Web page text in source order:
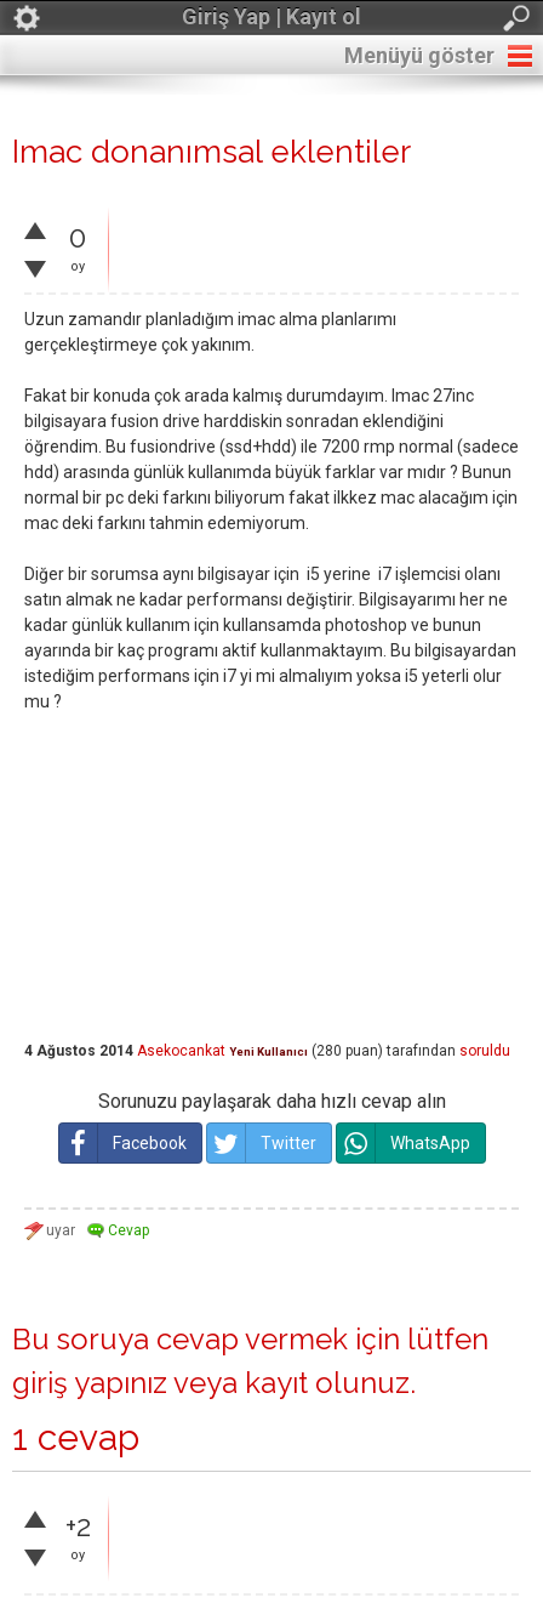
Giriş Yap | Kayıt ol
Menüyü göster
Imac donanımsal eklentiler
0
oy
Uzun zamandır planladığım imac alma planlarımı
gerçekleştirmeye çok yakınım.
Fakat bir konuda çok arada kalmış durumdayım. Imac 27inc
bilgisayara fusion drive harddiskin sonradan eklendiğini
öğrendim. Bu fusiondrive (ssd+hdd) ile 7200 rmp normal (sadece
hdd) arasında günlük kullanımda büyük farklar var mıdır ? Bunun
normal bir pc deki farkını biliyorum fakat ilkkez mac alacağım için
mac deki farkını tahmin edemiyorum.
Diğer bir sorumsa aynı bilgisayar için i5 yerine i7 işlemcisi olanı
satın almak ne kadar performansı değiştirir. Bilgisayarımı her ne
kadar günlük kullanım için kullansamda photoshop ve bunun
ayarında bir kaç programı aktif kullanmaktayım. Bu bilgisayardan
istediğim performans için i7 yi mi almalıyım yoksa i5 yeterli olur
mu ?
4 Ağustos 2014 Asekocankat Yeni Kullanıcı (280 puan) tarafından soruldu
Sorunuzu paylaşarak daha hızlı cevap alın
Facebook Twitter WhatsApp
Bu soruya cevap vermek için lütfen
giriş yapınız veya kayıt olunuz.
1 cevap
+2
oy